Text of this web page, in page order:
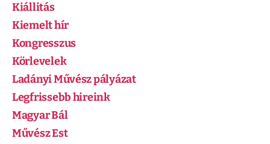
Kiállitás
Kiemelt hír
Kongresszus
Körlevelek
Ladányi Művész pályázat
Legfrissebb hireink
Magyar Bál
Művész Est